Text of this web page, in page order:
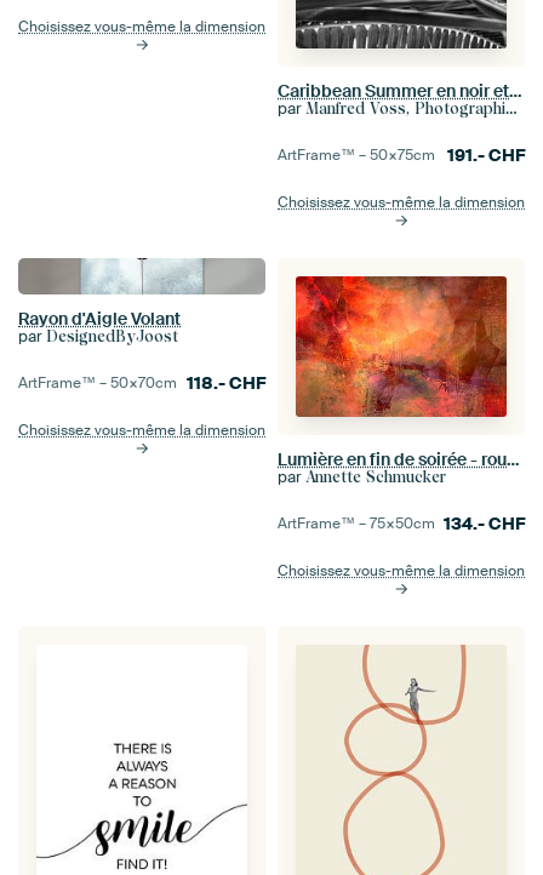
Choisissez vous-même la dimension
Caribbean Summer en noir et blanc
par Manfred Voss, Photographie Noir et Blanc
ArtFrame™ –50×75cm 191.-CHF
Choisissez vous-même la dimension
Rayon d'Aigle Volant
par DesignedByJoost
ArtFrame™ –50×70cm 118.-CHF
Choisissez vous-même la dimension
Lumière en fin de soirée - rouge et or
par Annette Schmucker
ArtFrame™ –75×50cm 134.-CHF
Choisissez vous-même la dimension